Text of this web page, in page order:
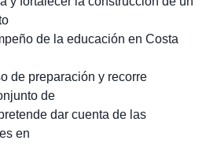
de la educación en Costa
de preparación y recorre
de
dar cuenta de las
en